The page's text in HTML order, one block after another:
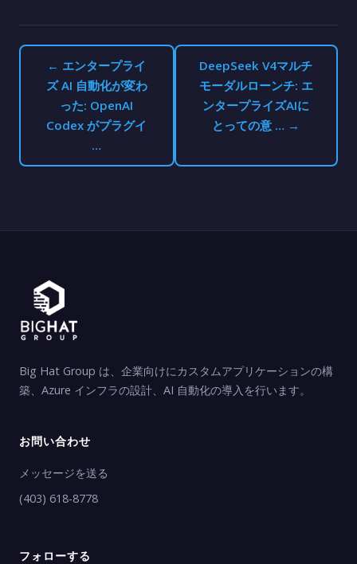
← エンタープライ
ズ AI 自動化が変わ
った: OpenAI
Codex がプラグイ
…
DeepSeek V4マルチ
モーダルローンチ: エ
ンタープライズAIに
とっての意 … →
Big Hat Group は、企業向けにカスタムアプリケーションの構
築、Azure インフラの設計、AI 自動化の導入を行います。
お問い合わせ
メッセージを送る
(403) 618-8778
フォローする